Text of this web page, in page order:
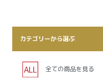
カテゴリーから選ぶ
全ての商品を見る